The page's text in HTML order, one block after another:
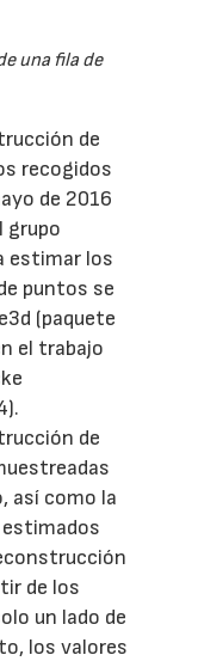
una fila de
de
recogidos
de 2016
grupo
estimar los
puntos se
(paquete
el trabajo
de
así como la
de los
un lado de
los valores